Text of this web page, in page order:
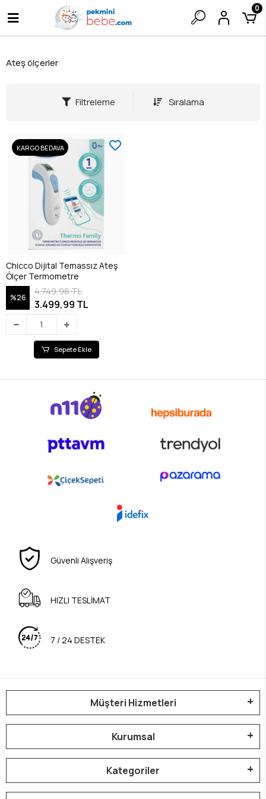
0
Ateş ölçerler
Filtreleme Sıralama
KARGO BEDAVA
Chicco Dijital Temassız Ateş
Ölçer Termometre
%26
4.749,98 TL
3.499,99 TL
Sepete Ekle
Güvenli Alışveriş
HIZLI TESLİMAT
7 / 24 DESTEK
Müşteri Hizmetleri
Kurumsal
Kategoriler